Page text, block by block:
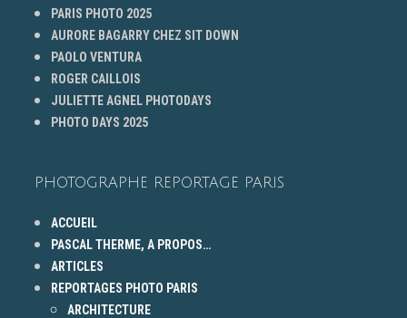
PARIS PHOTO 2025
AURORE BAGARRY CHEZ SIT DOWN
PAOLO VENTURA
ROGER CAILLOIS
JULIETTE AGNEL PHOTODAYS
PHOTO DAYS 2025
PHOTOGRAPHE REPORTAGE PARIS
ACCUEIL
PASCAL THERME, A PROPOS…
ARTICLES
REPORTAGES PHOTO PARIS
ARCHITECTURE